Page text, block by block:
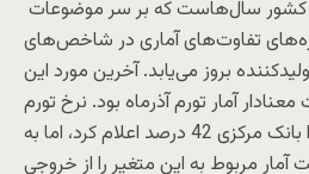
تفاوت‌های آماری در شاخص‌های
بروز می‌یابد. آخرین مورد این
آمار تورم آذرماه بود. نرخ تورم
نقطه‌به‌نقطه این ماه را بانک مرکزی 42 درصد اعلام کرد، اما به
آمار مربوط به این متغیر را از خروجی